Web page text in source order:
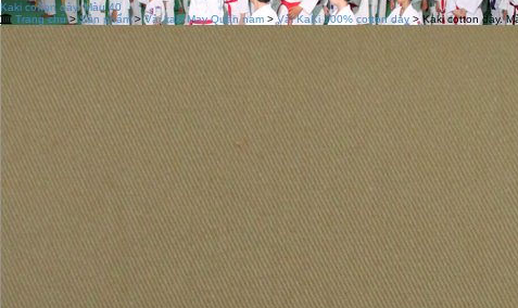
CHUYÊN CUNG CẤP VẢI BẢO HỘ LAO ĐỘNG,
VÕ PHỤC, VẢI KHÁCH SẠN
Kaki cotton dày. Màu 40
Trang chủ>Sản phẩm>Vải kaki May Quần nam >Vải KaKi 100% cotton dày > Kaki cotton dày.